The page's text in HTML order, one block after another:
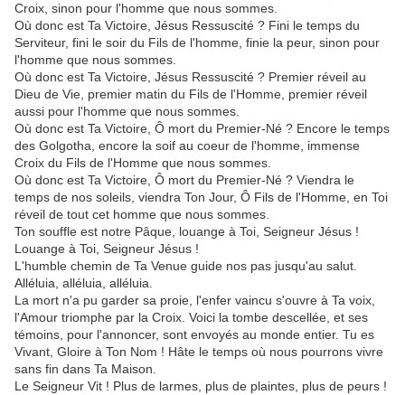
Croix, sinon pour l'homme que nous sommes.
Où donc est Ta Victoire, Jésus Ressuscité ? Fini le temps du
Serviteur, fini le soir du Fils de l'homme, finie la peur, sinon pour
l'homme que nous sommes.
Où donc est Ta Victoire, Jésus Ressuscité ? Premier réveil au
Dieu de Vie, premier matin du Fils de l'Homme, premier réveil
aussi pour l'homme que nous sommes.
Où donc est Ta Victoire, Ô mort du Premier-Né ? Encore le temps
des Golgotha, encore la soif au coeur de l'homme, immense
Croix du Fils de l'Homme que nous sommes.
Où donc est Ta Victoire, Ô mort du Premier-Né ? Viendra le
temps de nos soleils, viendra Ton Jour, Ô Fils de l'Homme, en Toi
réveil de tout cet homme que nous sommes.
Ton souffle est notre Pâque, louange à Toi, Seigneur Jésus !
Louange à Toi, Seigneur Jésus !
L'humble chemin de Ta Venue guide nos pas jusqu'au salut.
Alléluia, alléluia, alléluia.
La mort n'a pu garder sa proie, l'enfer vaincu s'ouvre à Ta voix,
l'Amour triomphe par la Croix. Voici la tombe descellée, et ses
témoins, pour l'annoncer, sont envoyés au monde entier. Tu es
Vivant, Gloire à Ton Nom ! Hâte le temps où nous pourrons vivre
sans fin dans Ta Maison.
Le Seigneur Vit ! Plus de larmes, plus de plaintes, plus de peurs !